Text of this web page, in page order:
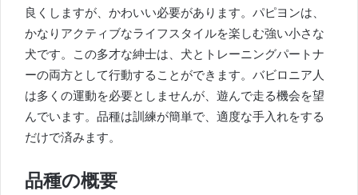
良くしますが、かわいい必要があります。パピヨンは、
かなりアクティブなライフスタイルを楽しむ強い小さな
犬です。この多才な紳士は、犬とトレーニングパートナ
ーの両方として行動することができます。バビロニア人
は多くの運動を必要としませんが、遊んで走る機会を望
んでいます。品種は訓練が簡単で、適度な手入れをする
だけで済みます。
品種の概要